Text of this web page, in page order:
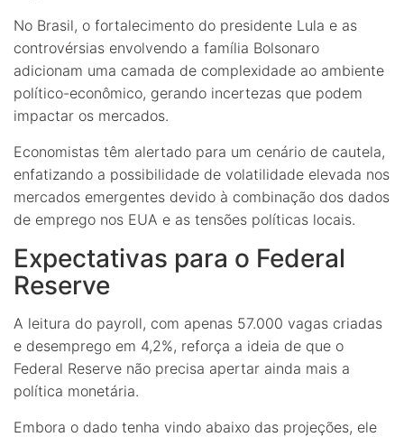
No Brasil, o fortalecimento do presidente Lula e as
controvérsias envolvendo a família Bolsonaro
adicionam uma camada de complexidade ao ambiente
político-econômico, gerando incertezas que podem
impactar os mercados.
Economistas têm alertado para um cenário de cautela,
enfatizando a possibilidade de volatilidade elevada nos
mercados emergentes devido à combinação dos dados
de emprego nos EUA e as tensões políticas locais.
Expectativas para o Federal
Reserve
A leitura do payroll, com apenas 57.000 vagas criadas
e desemprego em 4,2%, reforça a ideia de que o
Federal Reserve não precisa apertar ainda mais a
política monetária.
Embora o dado tenha vindo abaixo das projeções, ele